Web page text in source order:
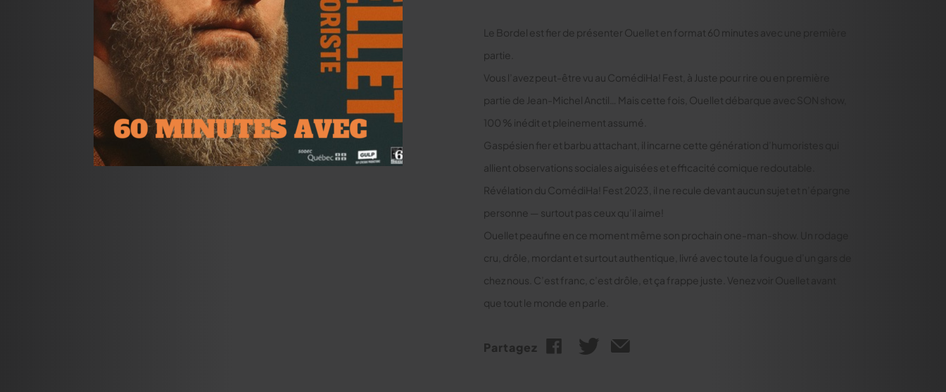
Le Bordel est fier de présenter Ouellet en format 60 minutes avec une première
partie.
Vous l’avez peut-être vu au ComédiHa! Fest, à Juste pour rire ou en première
partie de Jean-Michel Anctil… Mais cette fois, Ouellet débarque avec SON show,
100 % inédit et pleinement assumé.
Gaspésien fier et barbu attachant, il incarne cette génération d’humoristes qui
allient observations sociales aiguisées et efficacité comique redoutable.
Révélation du ComédiHa! Fest 2023, il ne recule devant aucun sujet et n’épargne
personne — surtout pas ceux qu’il aime!
Ouellet peaufine en ce moment même son prochain one-man-show. Un rodage
cru, drôle, mordant et surtout authentique, livré avec toute la fougue d’un gars de
chez nous. C’est franc, c’est drôle, et ça frappe juste. Venez voir Ouellet avant
que tout le monde en parle.
Partagez